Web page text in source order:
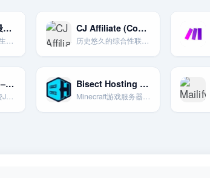
dreamgf ai：最智能的AI女朋友生成器
最智能的AI女朋友生成器
CJ Affiliate (Commission Junction) – 老牌综合网络，品牌众多
历史悠久的综合性联盟营销网络，与众多世界知名品牌深度合作。
Google Colab – 免费云端GPU编程本
Google提供的免费Jupyter Notebook环境，可免费使用GPU和TPU资源。
Bisect Hosting Minecraft游戏服务器
Minecraft游戏服务器主机